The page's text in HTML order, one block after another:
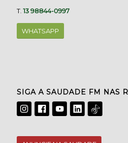
T.13 98844-0997
WHATSAPP
SIGA A SAUDADE FM NAS